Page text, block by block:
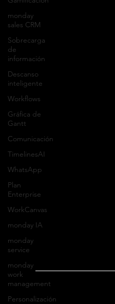
monday
sales CRM
Sobrecarga
de
información
Descanso
inteligente
Workflows
Gráfica de
Gantt
Comunicación
TimelinesAI
WhatsApp
Plan
Enterprise
WorkCanvas
monday IA
monday
service
monday
work
management
Personalización
monday.com
Pipedrive
Lusha
Sobre orkesta
Somos una empresa
nuestra integridad,